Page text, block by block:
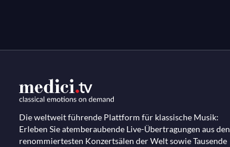
Die weltweit führende Plattform für klassische Musik:
Erleben Sie atemberaubende Live-Übertragungen aus den
renommiertesten Konzertsälen der Welt sowie Tausende